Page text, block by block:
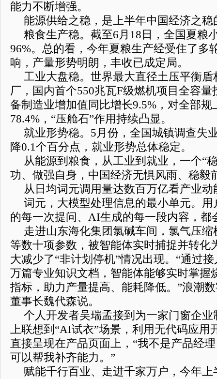
能力不断增强。
能源供给之稳，是上半年中国经济之稳
粮食生产稳。截至6月18日，全国夏粮
96%。总的看，今年夏粮生产经受住了多
响，产量形势明朗，丰收已成定局。
工业大盘稳。世界最大直径土压平衡
厂，国内首个550兆瓦F级燃机项目全容
备制造业增加值同比增长9.5%，对全部
78.4%，“压舱石”作用持续凸显。
就业形势稳。5月份，全国城镇调查失
降0.1个百分点，就业形势总体稳定。
从能源到粮食，从工业到就业，一个“
功、做强自身，中国经济无惧风雨、稳毅
从日均词元调用量达数百万亿看产业动
词元，大模型处理信息的最小单元。
的每一次提问、AI生成的每一段内容，都
走进山东海化集团氯碱车间，氯气压
等数十项参数，被智能体实时捕捉并转化
大减少了“非计划停机”情况出现。“通过
万篇专业知识文档，智能体能够实时掌握
指标，助力产量提高、能耗降低。”浪潮
董事长魏代森说。
个人开发者吴瑞孟接到为一家门窗企
上联想到“AI试衣”场景，利用无代码应用
直接呈现在产品页面上，“我不是产品经
可以帮我补齐能力。”
赋能千行百业、走进千家万户，今年